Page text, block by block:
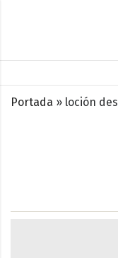
Portada » loción